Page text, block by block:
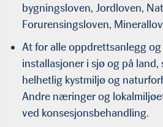
bygningsloven, Jordloven,
Forurensingsloven,
At for alle oppdrettsanlegg
installasjoner i sjø og på
helhetlig kystmiljø og
Andre næringer og
ved konsesjonsbehandling.